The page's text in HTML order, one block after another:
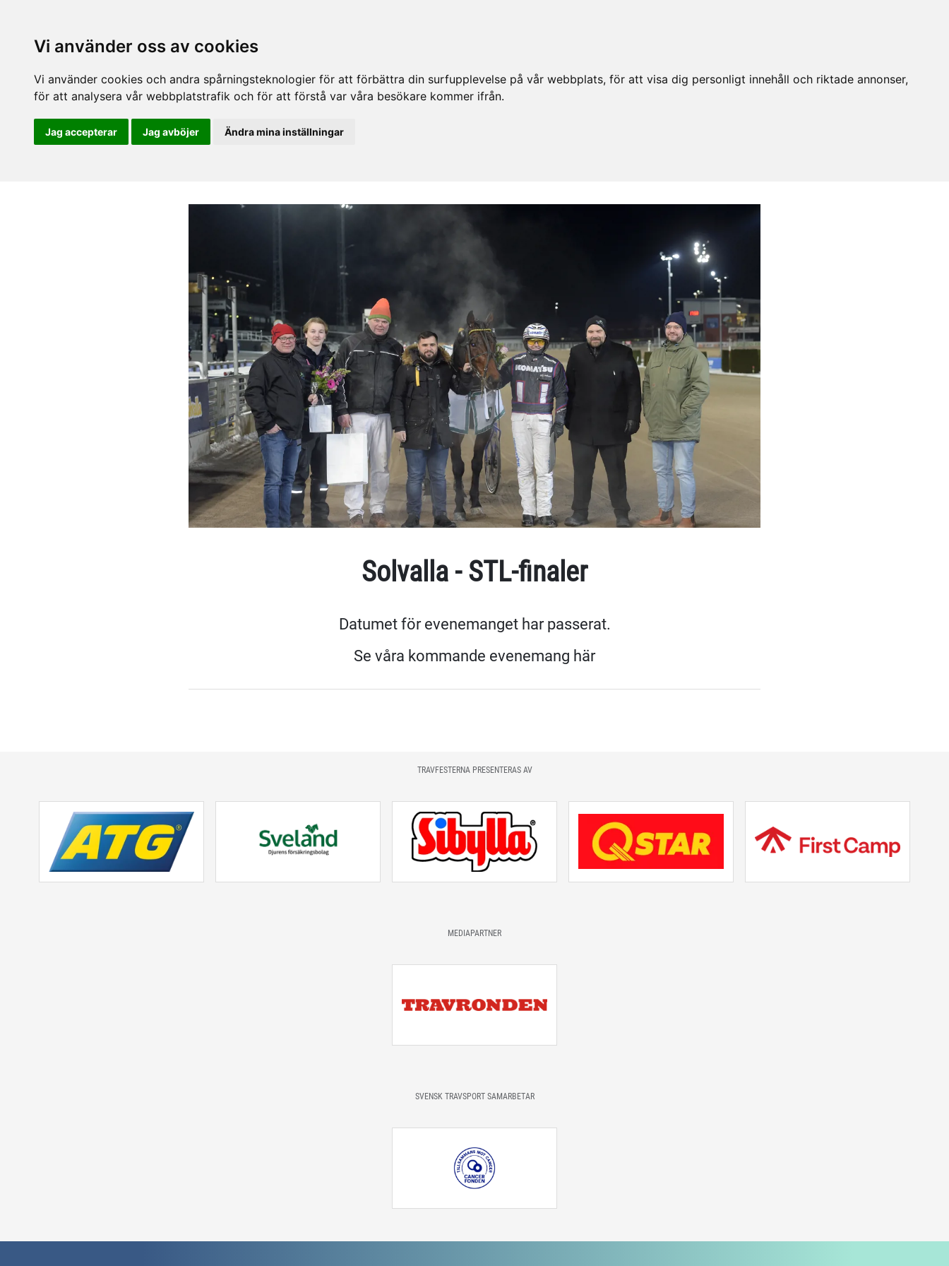
Vi använder oss av cookies
Vi använder cookies och andra spårningsteknologier för att förbättra din surfupplevelse på vår webbplats, för att visa dig personligt innehåll och riktade annonser,
för att analysera vår webbplatstrafik och för att förstå var våra besökare kommer ifrån.
Jag accepterar Jag avböjer Ändra mina inställningar
Solvalla - STL-finaler
Datumet för evenemanget har passerat.
Se våra kommande evenemang här
TRAVFESTERNA PRESENTERAS AV
MEDIAPARTNER
SVENSK TRAVSPORT SAMARBETAR